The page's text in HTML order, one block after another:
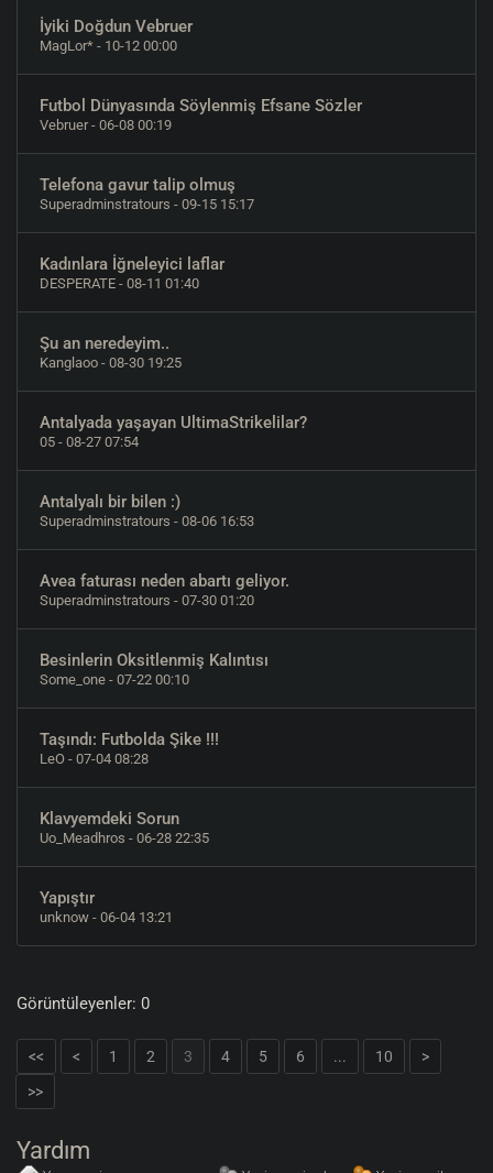
İyiki Doğdun Vebruer
MagLor* - 10-12 00:00
Futbol Dünyasında Söylenmiş Efsane Sözler
Vebruer- 06-08 00:19
Telefona gavur talip olmuş
Superadminstratours - 09-15 15:17
Kadınlara İğneleyici laflar
DESPERATE - 08-11 01:40
Şu an neredeyim..
Kanglaoo - 08-30 19:25
Antalyada yaşayan UltimaStrikelilar?
05 - 08-27 07:54
Antalyalı bir bilen :)
Superadminstratours - 08-06 16:53
Avea faturası neden abartı geliyor.
Superadminstratours - 07-30 01:20
Besinlerin Oksitlenmiş Kalıntısı
Some_one - 07-22 00:10
Taşındı: Futbolda Şike !!!
LeO - 07-04 08:28
Klavyemdeki Sorun
Uo_Meadhros - 06-28 22:35
Yapıştır
unknow - 06-04 13:21
Görüntüleyenler: 0
<< < 1 2 3 4 5 6 ... 10
>
>>
Yardım